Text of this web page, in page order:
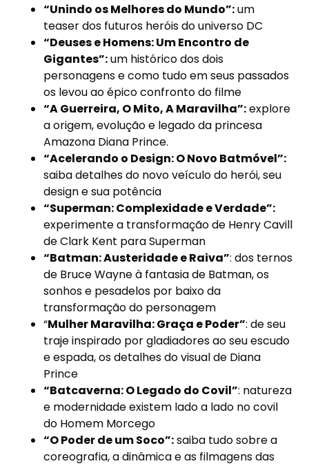
“Unindo os Melhores do Mundo”:um
teaser dos futuros heróis do universo DC
“Deuses e Homens: Um Encontro de
Gigantes”:um histórico dos dois
personagens e como tudo em seus passados
os levou ao épico confronto do filme
“A Guerreira, O Mito, A Maravilha”:explore
a origem, evolução e legado da princesa
Amazona Diana Prince.
“Acelerando o Design: O Novo Batmóvel”:
saiba detalhes do novo veículo do herói, seu
design e sua potência
“Superman: Complexidade e Verdade”:
experimente a transformação de Henry Cavill
de Clark Kent para Superman
“Batman: Austeridade e Raiva”: dos ternos
de Bruce Wayne à fantasia de Batman, os
sonhos e pesadelos por baixo da
transformação do personagem
“Mulher Maravilha: Graça e Poder”: de seu
traje inspirado por gladiadores ao seu escudo
e espada, os detalhes do visual de Diana
Prince
“Batcaverna: O Legado do Covil”: natureza
e modernidade existem lado a lado no covil
do Homem Morcego
“O Poder de um Soco”:saiba tudo sobre a
coreografia, a dinâmica e as filmagens das